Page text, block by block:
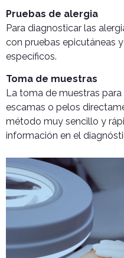
Pruebas de alergia
Para diagnosticar las
con pruebas epicutáneas
específicos.
Toma de muestras
La toma de muestras
escamas o pelos
método muy sencillo y
información en el